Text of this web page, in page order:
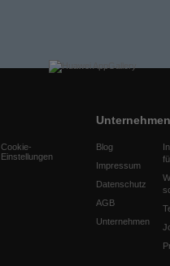
Cookie-
Einstellungen
Unternehmen
Blog
Impressum
Datenschutz
AGB
Unternehmen